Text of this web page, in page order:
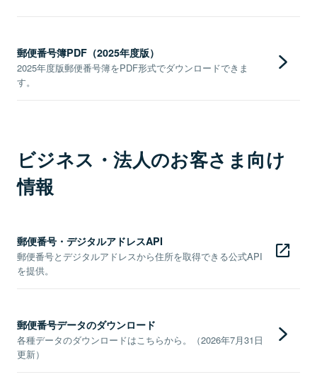
郵便番号簿PDF（2025年度版）
2025年度版郵便番号簿をPDF形式でダウンロードできま
す。
ビジネス・法人のお客さま向け
情報
郵便番号・デジタルアドレスAPI
郵便番号とデジタルアドレスから住所を取得できる公式API
を提供。
郵便番号データのダウンロード
各種データのダウンロードはこちらから。（2026年7月31日
更新）